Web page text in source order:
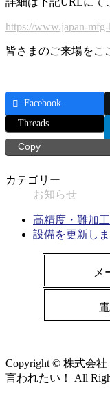
https://www.japan-
皆さまのご来場をこ
Facebook
Threads
Copy
カテゴリー
お知らせ
高精度・難加
設備を更新し
メ
Copyright © 株式会
言われたい！ All